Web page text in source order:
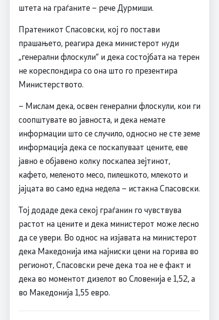
штета на граѓаните – рече Дурмиши.
Пратеникот Спасовски, кој го постави
прашањето, реагира дека министерот нуди
„генерални флоскули“ и дека состојбата на терен
не кореспондира со она што го презентира
Министерството.
– Мислам дека, освен генерални флоскули, кои ги
соопштувате во јавноста, и дека немате
информации што се случило, односно не сте земе
информација дека се поскапуваат цените, еве
јавно е објавено колку поскапеа зејтинот,
кафето, меленото месо, пилешкото, млекото и
јајцата во само една недела – истакна Спасовски.
Тој додаде дека секој граѓанин го чувствува
растот на цените и дека министерот може лесно
да се увери. Во однос на изјавата на министерот
дека Македонија има најниски цени на горива во
регионот, Спасовски рече дека тоа не е факт и
дека во моментот дизелот во Словенија е 1,52, а
во Македонија 1,55 евро.